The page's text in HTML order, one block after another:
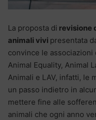
La proposta di revisione
animali vivi presentata
convince le
Animal Equality, Animal
Animali e LAV, infatti, le
un passo indietro in
mettere fine alle
animali che ogni anno